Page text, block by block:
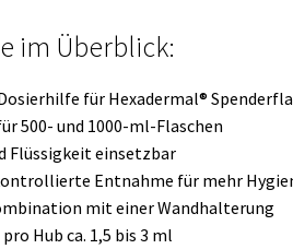
im Überblick:
für Hexadermal®
500- und 1000-ml-Flaschen
Flüssigkeit einsetzbar
Entnahme für mehr
mit einer Wandhalterung
Hub ca. 1,5 bis 3 ml